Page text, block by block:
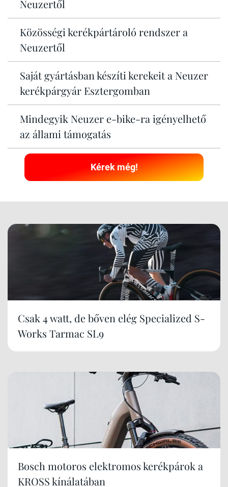
Neuzertől
Közösségi kerékpártároló rendszer a
Neuzertől
Saját gyártásban készíti kerekeit a Neuzer
kerékpárgyár Esztergomban
Mindegyik Neuzer e-bike-ra igényelhető
az állami támogatás
Kérek még!
Csak 4 watt, de bőven elég Specialized S-
Works Tarmac SL9
Bosch motoros elektromos kerékpárok a
KROSS kínálatában